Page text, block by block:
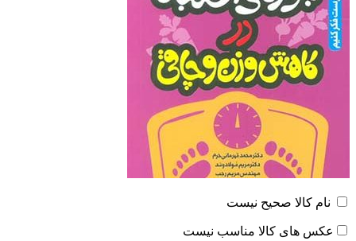
نام کالا صحیح نیست
عکس های کالا مناسب نیست